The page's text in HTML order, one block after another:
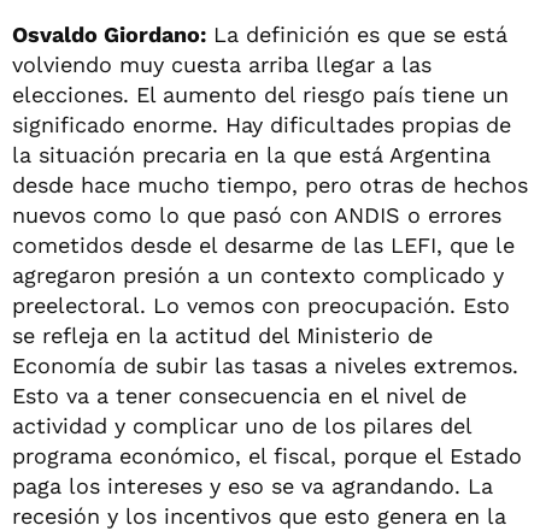
Osvaldo Giordano: La definición es que se está
volviendo muy cuesta arriba llegar a las
elecciones. El aumento del riesgo país tiene un
significado enorme. Hay dificultades propias de
la situación precaria en la que está Argentina
desde hace mucho tiempo, pero otras de hechos
nuevos como lo que pasó con ANDIS o errores
cometidos desde el desarme de las LEFI, que le
agregaron presión a un contexto complicado y
preelectoral. Lo vemos con preocupación. Esto
se refleja en la actitud del Ministerio de
Economía de subir las tasas a niveles extremos.
Esto va a tener consecuencia en el nivel de
actividad y complicar uno de los pilares del
programa económico, el fiscal, porque el Estado
paga los intereses y eso se va agrandando. La
recesión y los incentivos que esto genera en la